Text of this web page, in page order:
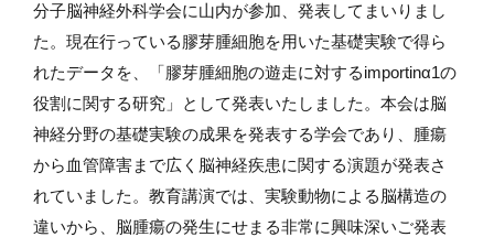
分子脳神経外科学会に山内が参加、発表してまいりまし
た。現在行っている膠芽腫細胞を用いた基礎実験で得ら
れたデータを、「膠芽腫細胞の遊走に対するimportinα1の
役割に関する研究」として発表いたしました。本会は脳
神経分野の基礎実験の成果を発表する学会であり、腫瘍
から血管障害まで広く脳神経疾患に関する演題が発表さ
れていました。教育講演では、実験動物による脳構造の
違いから、脳腫瘍の発生にせまる非常に興味深いご発表